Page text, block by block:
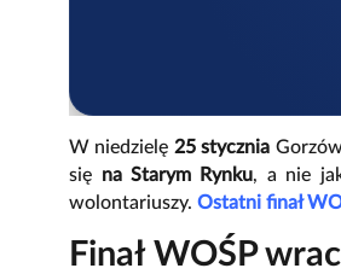
W niedzielę 25 stycznia
się na Starym Rynku, a nie
wolontariuszy. Ostatni finał
Finał WOŚP